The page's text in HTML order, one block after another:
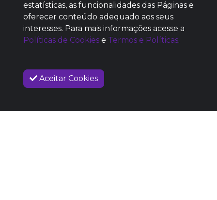
SEM REPUTAÇÃO
DEFINIDA
estatísticas, as funcionalidades das Páginas e
oferecer conteúdo adequado aos seus
interesses. Para mais informações acesse a
Políticas de Cookies e Termos e Políticas.
Aceitar Cookies